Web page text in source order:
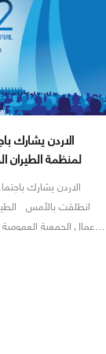
وأضاف أن الهيئة
بتاريخها الذي صنعه
رفعة هذا القطاع
العالم.
وفي ختام
لعطوفة الباشا أحمد
المناسبة، تأكيداً على
لمنظمة الطيران
الطيران المدني الدولي «الايكاو» بمونتريال انطلقت بالأمس